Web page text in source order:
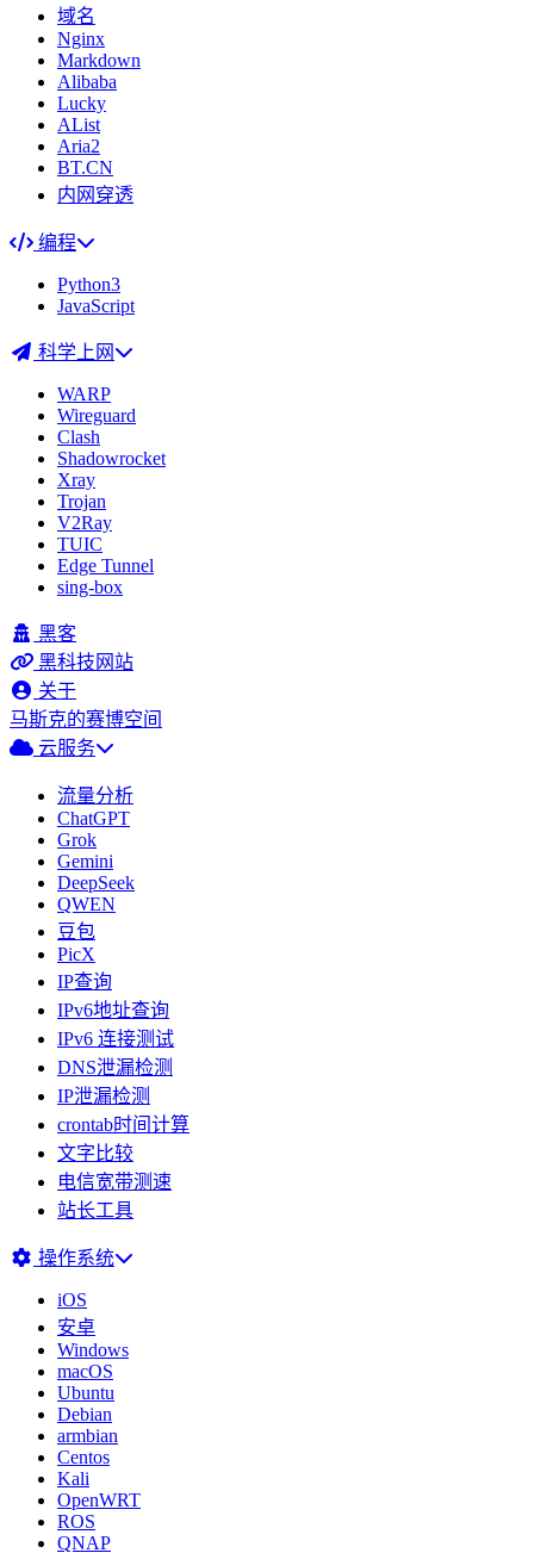
域名
Nginx
Markdown
Alibaba
Lucky
AList
Aria2
BT.CN
内网穿透
编程
Python3
JavaScript
科学上网
WARP
Wireguard
Clash
Shadowrocket
Xray
Trojan
V2Ray
TUIC
Edge Tunnel
sing-box
黑客
黑科技网站
关于
马斯克的赛博空间
云服务
流量分析
ChatGPT
Grok
Gemini
DeepSeek
QWEN
豆包
PicX
IP查询
IPv6地址查询
IPv6 连接测试
DNS泄漏检测
IP泄漏检测
crontab时间计算
文字比较
电信宽带测速
站长工具
操作系统
iOS
安卓
Windows
macOS
Ubuntu
Debian
armbian
Centos
Kali
OpenWRT
ROS
QNAP